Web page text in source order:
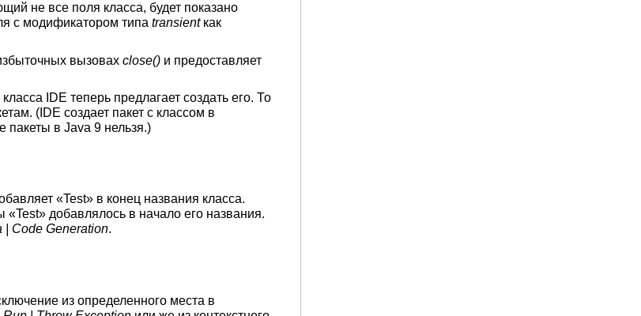
не все поля класса, будет показано
с модификатором типаtransientкак
вызовахclose() и предоставляет
IDE теперь предлагает создать его. То
(IDE создает пакет с классом в
пакеты в Java 9 нельзя.)
«Test» в конец названия класса.
«Test» добавлялось в начало его названия.
| Code Generation.
из определенного места в